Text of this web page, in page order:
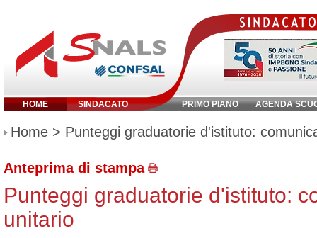
HOME SINDACATO PRIMO PIANO AGENDA
Inserisci parola chiave:
Home > Punteggi graduatorie d'istituto:
Anteprima di stampa
Punteggi graduatorie d'istituto:
unitario